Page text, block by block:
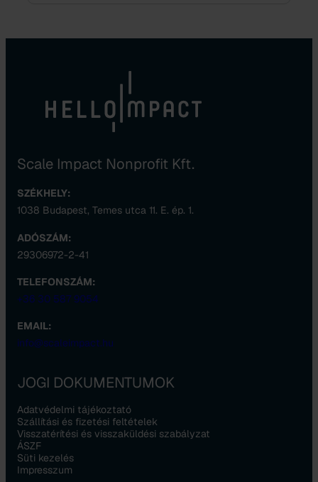
Scale Impact Nonprofit Kft.
SZÉKHELY:
1038 Budapest, Temes utca 11. E. ép. 1.
ADÓSZÁM:
29306972-2-41
TELEFONSZÁM:
+36 30 587 9054
EMAIL:
info@scaleimpact.hu
JOGI DOKUMENTUMOK
Adatvédelmi tájékoztató
Szállítási és fizetési feltételek
Visszatérítési és visszaküldési szabályzat
ÁSZF
Süti kezelés
Impresszum